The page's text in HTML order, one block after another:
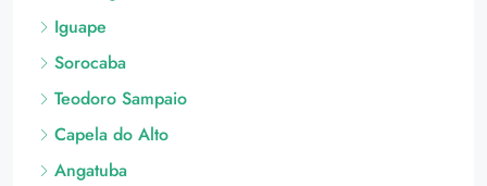
Iguape
Sorocaba
Teodoro Sampaio
Capela do Alto
Angatuba